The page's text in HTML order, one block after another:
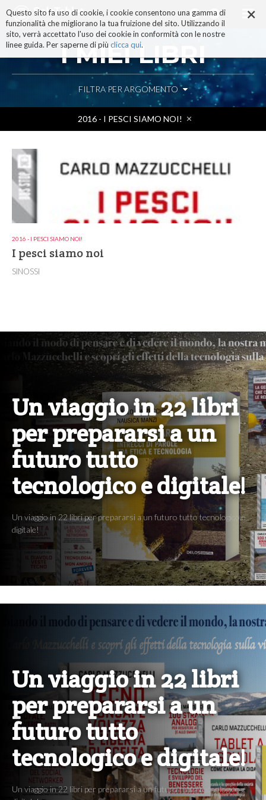
×
Questo sito fa uso di cookie, i cookie consentono una gamma di
funzionalità che migliorano la tua fruizione del sito. Utilizzando il
sito, verrà accettato l'uso dei cookie in conformità con le nostre
linee guida. Per saperne di più clicca qui.
ai
contenuti.
|
alla
navigazione
I MIEI LIBRI
FILTRA PER ARGOMENTO
2016 - I PESCI SIAMO NOI!
2016 - I PESCI SIAMO NOI!
I pesci siamo noi
SINOSSI
Un viaggio in 22 libri
per prepararsi a un
futuro tutto
tecnologico e digitale!
Un viaggio in 22 libri per prepararsi a un futuro tutto tecnologico e
digitale!
Un viaggio in 22 libri
per prepararsi a un
futuro tutto
tecnologico e digitale!
Un viaggio in 22 libri per prepararsi a un futuro tutto tecnologico e